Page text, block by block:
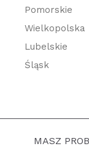
Pomorskie
Wielkopolska
Lubelskie
Śląsk
MASZ